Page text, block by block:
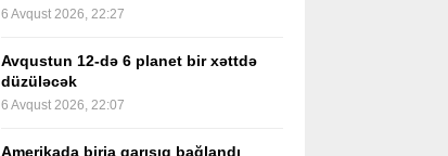
6 Avqust 2026, 22:27
Avqustun 12-də 6 planet bir xəttdə
düzüləcək
6 Avqust 2026, 22:07
Amerikada birja qarışıq bağlandı